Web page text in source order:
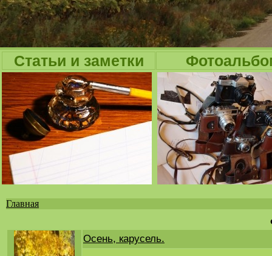
Статьи и заметки
здесь
Главная
Осень, карусель.